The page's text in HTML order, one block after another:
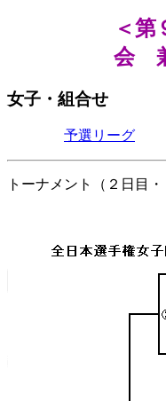
＜
会
女子・組合せ
予選リーグ
トーナメント（２日目